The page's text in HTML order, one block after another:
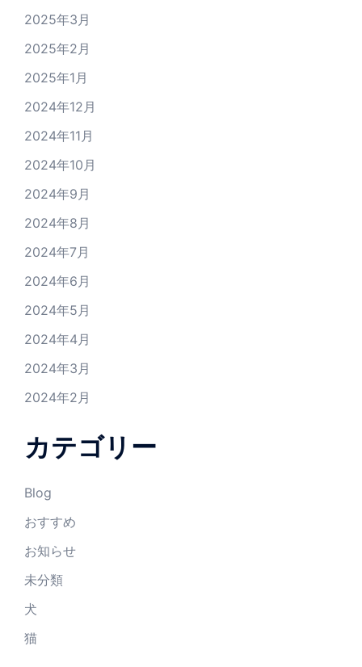
2025年3月
2025年2月
2025年1月
2024年12月
2024年11月
2024年10月
2024年9月
2024年8月
2024年7月
2024年6月
2024年5月
2024年4月
2024年3月
2024年2月
カテゴリー
Blog
おすすめ
お知らせ
未分類
犬
猫